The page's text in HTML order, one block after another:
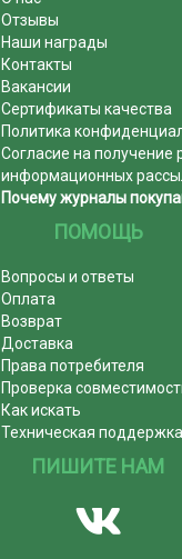
Отзывы
Наши награды
Контакты
Вакансии
Сертификаты качества
Политика
Согласие на получение
информационных
Почему журналы
ПОМОЩЬ
Вопросы и ответы
Оплата
Возврат
Доставка
Права потребителя
Проверка
Как искать
Техническая поддержка
ПИШИТЕ НАМ